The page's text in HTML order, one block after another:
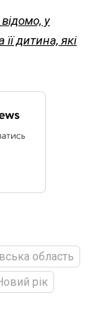
у
дитина, які
область
рік